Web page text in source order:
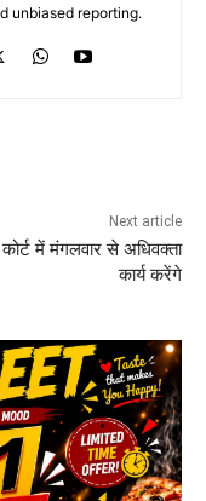
unbiased reporting.
Next article
में मंगलवार से अधिवक्ता
कार्य करेंगे